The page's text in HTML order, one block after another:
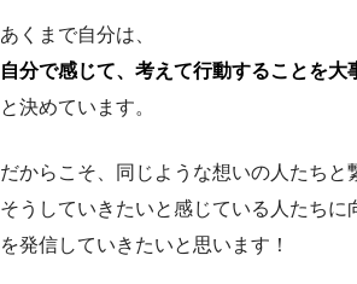
あくまで自分は、
自分で感じて、考えて行動することを大
と決めています。
だからこそ、同じような想いの人たちと
そうしていきたいと感じている人たちに
を発信していきたいと思います！